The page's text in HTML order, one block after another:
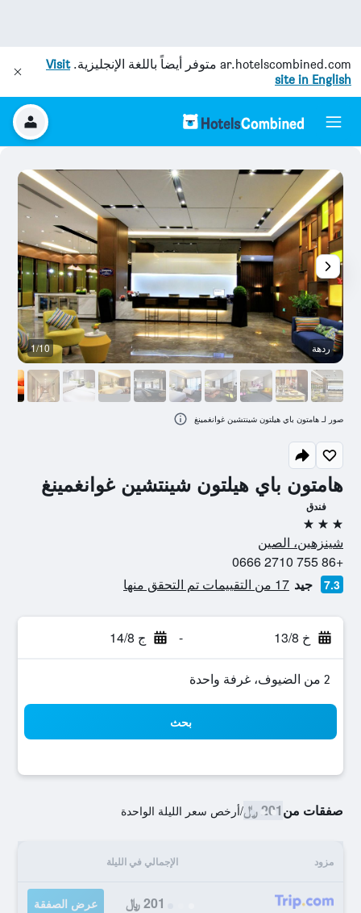
ar.hotelscombined.com متوفر أيضاً باللغة الإنجليزية.Visit
site in English
هامتون باي هيلتون شينتشين غوانغمينغ
فندق
3 نجوم
شينزهين، الصين
+86 755 2710 0666
7.3 جيد 17 من التقييمات تم التحقق منها
خ 13/8 - ج 14/8
2 من الضيوف، غرفة واحدة
بحث
صفقات من201 ﷼ /أرخص سعر الليلة الواحدة
مزود الإجمالي في الليلة
201 ﷼ عرض الصفقة
ردهة 1/10
صور لـ هامتون باي هيلتون شينتشين غوانغمينغ